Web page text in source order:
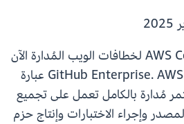
يمتد دعم AWS CodeBuild لخطافات الويب المُدارة الآن
ليشمل GitHub Enterprise. AWS CodeBuild عبارة
مُدارة بالكامل تعمل على تجميع
وإجراء الاختبارات وإنتاج حزم